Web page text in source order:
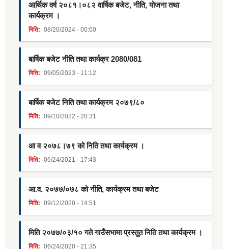
आर्थिक वर्ष २०८१।०८२ वार्षिक बजेट, नीति, योजना तथा
कार्यक्रम ।
मिति: 08/20/2024 - 00:00
बार्षिक बजेट नीति तथा कार्यक्र 2080/081
मिति: 09/05/2023 - 11:12
बार्षिक बजेट निति तथा कार्यक्रम २०७९/८०
मिति: 09/10/2022 - 20:31
आ व २०७८।७९ को निति तथा कार्यक्रम ।
मिति: 06/24/2021 - 17:43
आ.व. २०७७/०७८ को नीति, कार्यक्रम तथा बजेट
मिति: 09/12/2020 - 14:51
मिति २०७७/०३/१० गते गाउँसभामा प्रस्तुत निति तथा कार्यक्रम ।
मिति: 06/24/2020 - 21:35